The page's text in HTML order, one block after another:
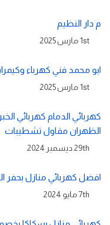
م دار النظيم
1st مارس 2025
ابو محمد فني كهرباء
1st مارس 2025
كهربائي الدمام كهربائي
الظهران مقاول تشطيبات
29th ديسمبر 2024
افضل كهربائي منازل بحفر
7th مايو 2024